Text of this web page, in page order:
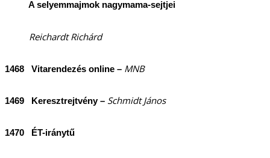
A selyemmajmok nagymama-sejtjei
Reichardt Richárd
1468 Vitarendezés online – MNB
1469 Keresztrejtvény– Schmidt János
1470 ÉT-iránytű